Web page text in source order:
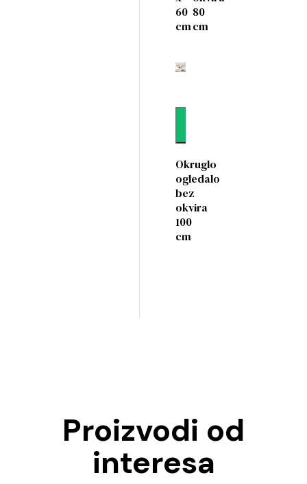
60
cm
80
cm
Okruglo
ogledalo
bez
okvira
100
cm
Proizvodi od
interesa